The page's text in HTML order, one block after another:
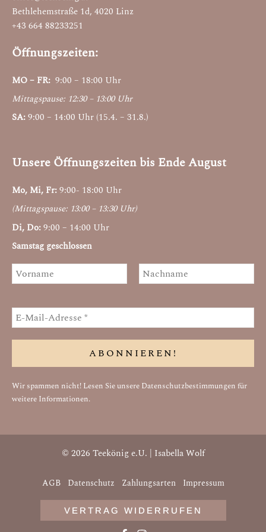
Bethlehemstraße 1d, 4020 Linz
+43 664 88233251
Öffnungszeiten:
MO – FR: 9:00 – 18:00 Uhr
Mittagspause: 12:30 – 13:00 Uhr
SA:9:00 – 14:00 Uhr (15.4. – 31.8.)
Unsere Öffnungszeiten bis Ende August
Mo, Mi, Fr:9:00- 18:00 Uhr
(Mittagspause: 13:00 – 13:30 Uhr)
Di, Do:9:00 – 14:00 Uhr
Samstag geschlossen
Wir spammen nicht! Lesen Sie unsere Datenschutzbestimmungen für
weitere Informationen.
© 2026 Teekönig e.U. | Isabella Wolf
AGB Datenschutz Zahlungsarten Impressum
VERTRAG WIDERRUFEN